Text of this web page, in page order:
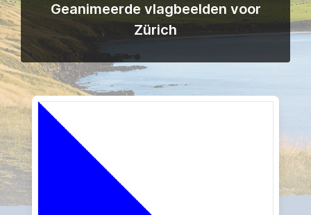
Geanimeerde vlagbeelden voor
Zürich